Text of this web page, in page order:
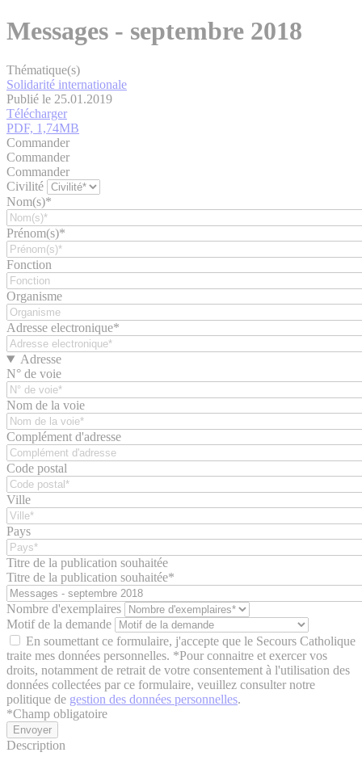
Messages - septembre 2018
Thématique(s)
Solidarité internationale
Publié le 25.01.2019
Télécharger
PDF, 1,74MB
Commander
Commander
Commander
Civilité
Nom(s)*
Prénom(s)*
Fonction
Organisme
Adresse electronique*
Adresse
N° de voie
Nom de la voie
Complément d'adresse
Code postal
Ville
Pays
Titre de la publication souhaitée
Titre de la publication souhaitée*
Nombre d'exemplaires
Motif de la demande
En soumettant ce formulaire, j'accepte que le Secours Catholique
traite mes données personnelles. *Pour connaitre et exercer vos
droits, notamment de retrait de votre consentement à l'utilisation des
données collectées par ce formulaire, veuillez consulter notre
politique de gestion des données personnelles.
*Champ obligatoire
Description